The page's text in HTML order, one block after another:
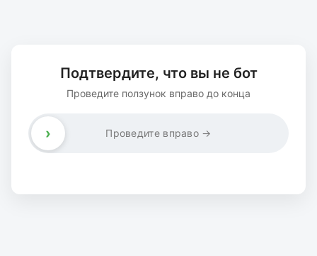
Подтвердите, что вы не бот
Проведите ползунок вправо до конца
Проведите вправо →
›